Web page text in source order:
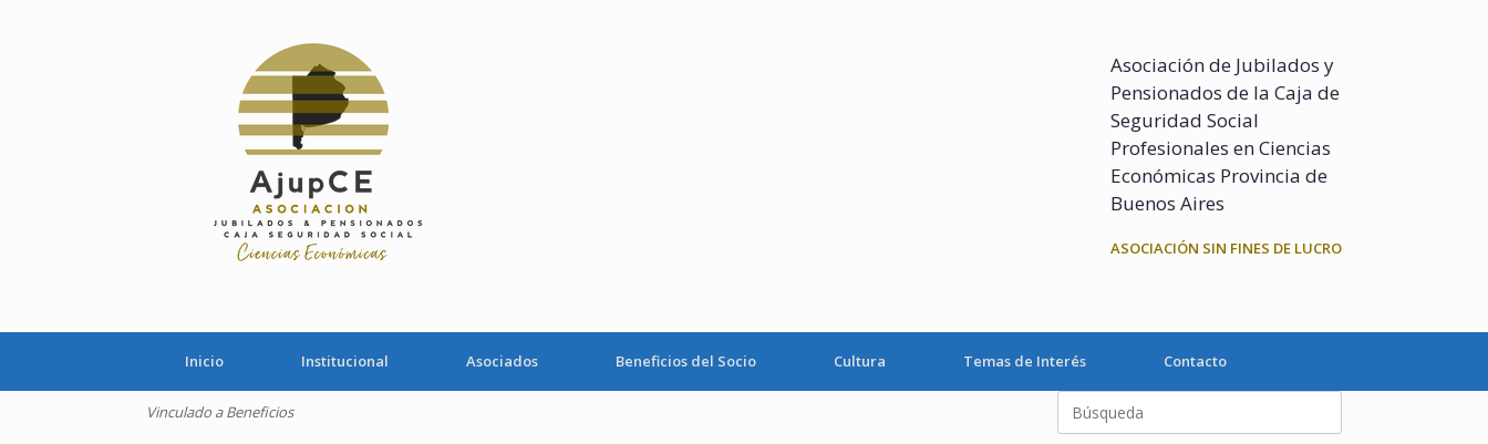
Asociación de Jubilados y
Pensionados de la Caja de
Seguridad Social
Profesionales en Ciencias
Económicas Provincia de
Buenos Aires
ASOCIACIÓN SIN FINES DE LUCRO
Inicio Institucional Asociados Beneficios del Socio Cultura Temas de Interés Contacto
Vinculado a Beneficios Buscar: